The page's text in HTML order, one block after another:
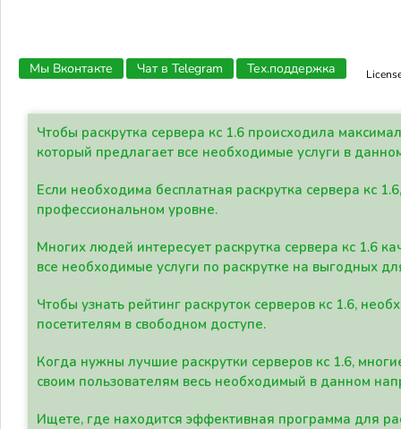
Мы Вконтакте Чат в Telegram Тех.поддержка
Чтобы раскрутка сервера кс 1.6 происходила
который предлагает все необходимые услуги в
Если необходима бесплатная раскрутка сервера кс
профессиональном уровне.
Многих людей интересует раскрутка сервера кс 1.6
все необходимые услуги по раскрутке на выгодных
Чтобы узнать рейтинг раскруток серверов кс 1.6,
посетителям в свободном доступе.
Когда нужны лучшие раскрутки серверов кс 1.6,
своим пользователям весь необходимый в данном
Ищете, где находится эффективная программа для